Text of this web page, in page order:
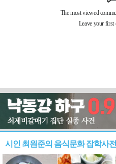
시인 최원준의 음식문화 잡학사전